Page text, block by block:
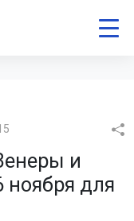
и
ноября для